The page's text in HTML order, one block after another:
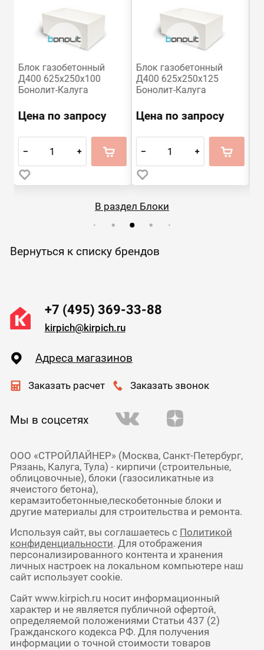
Блок газобетонный
Д400 625х250х100
Бонолит-Калуга
Цена по запросу
– +
Блок газобетонный
Д400 625х250х125
Бонолит-Калуга
Цена по запросу
– +
В раздел Блоки
Вернуться к списку брендов
+7 (495) 369-33-88
kirpich@kirpich.ru
Адреса магазинов
Заказать расчет Заказать звонок
Мы в соцсетях
ООО «СТРОЙЛАЙНЕР» (Москва, Санкт-Петербург,
Рязань, Калуга, Тула) - кирпичи (строительные,
облицовочные), блоки (газосиликатные из
ячеистого бетона),
керамзитобетонные,пескобетонные блоки и
другие материалы для строительства и ремонта.
Используя сайт, вы соглашаетесь с Политикой
конфиденциальности. Для отображения
персонализированного контента и хранения
личных настроек на локальном компьютере наш
сайт использует cookie.
Сайт www.kirpich.ru носит информационный
характер и не является публичной офертой,
определяемой положениями Статьи 437 (2)
Гражданского кодекса РФ. Для получения
информации о точной стоимости товаров